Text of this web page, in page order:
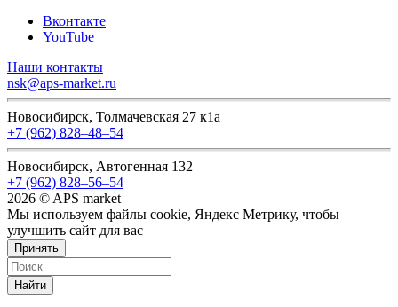
Вконтакте
YouTube
Наши контакты
nsk@aps-market.ru
Новосибирск, Толмачевская 27 к1а
+7 (962) 828‒48‒54
Новосибирск, Автогенная 132
+7 (962) 828‒56‒54
2026 © APS market
Мы используем файлы cookie, Яндекс Метрику, чтобы
улучшить сайт для вас
Принять
Найти